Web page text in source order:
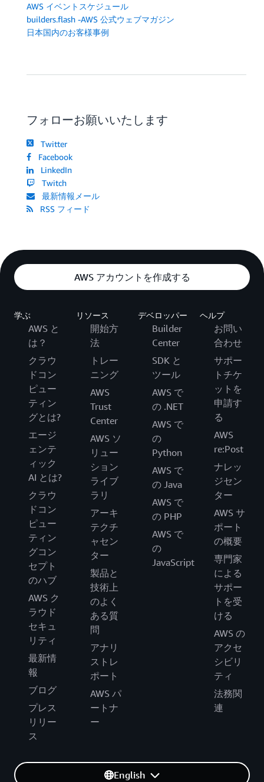
AWS イベントスケジュール
builders.flash -AWS 公式ウェブマガジン
日本国内のお客様事例
フォローお願いいたします
Twitter
Facebook
LinkedIn
Twitch
最新情報メール
RSS フィード
AWS アカウントを作成する
学ぶ
AWS と
は？
クラウ
ドコン
ピュー
ティン
グとは?
エージ
ェンテ
ィック
AI とは?
クラウ
ドコン
ピュー
ティン
グコン
セプト
のハブ
AWS ク
ラウド
セキュ
リティ
最新情
報
ブログ
プレス
リリー
ス
リソース
開始方
法
トレー
ニング
AWS
Trust
Center
AWS ソ
リュー
ション
ライブ
ラリ
アーキ
テクチ
ャセン
ター
製品と
技術上
のよく
ある質
問
アナリ
ストレ
ポート
AWS パ
ートナ
ー
デベロッパー
Builder
Center
SDK と
ツール
AWS で
の .NET
AWS で
の
Python
AWS で
の Java
AWS で
の PHP
AWS で
の
JavaScript
ヘルプ
お問い
合わせ
サポー
トチケ
ットを
申請す
る
AWS
re:Post
ナレッ
ジセン
ター
AWS サ
ポート
の概要
専門家
による
サポー
トを受
ける
AWS の
アクセ
シビリ
ティ
法務関
連
English